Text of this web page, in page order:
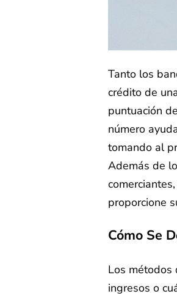
Tanto los
crédito de
puntuación
número
tomando al
Además de
proporcione
Cómo Se
Los métodos
ingresos o